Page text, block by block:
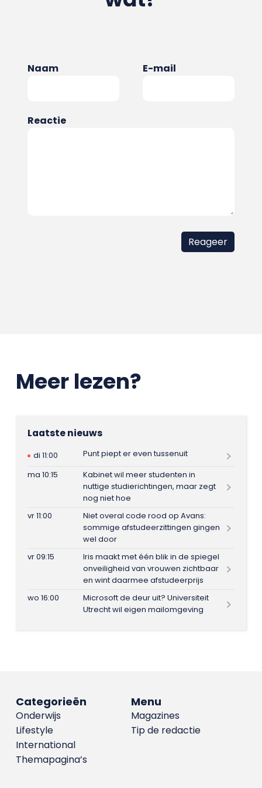
Naam E-mail
Reactie
Meer lezen?
Laatste nieuws
di 11:00
Punt piept er even tussenuit
ma 10:15
Kabinet wil meer studenten in
nuttige studierichtingen, maar zegt
nog niet hoe
vr 11:00
Niet overal code rood op Avans:
sommige afstudeerzittingen gingen
wel door
vr 09:15
Iris maakt met één blik in de spiegel
onveiligheid van vrouwen zichtbaar
en wint daarmee afstudeerprijs
wo 16:00
Microsoft de deur uit? Universiteit
Utrecht wil eigen mailomgeving
Menu
Magazines
Tip de redactie
Categorieën
Onderwijs
Lifestyle
International
Themapagina’s